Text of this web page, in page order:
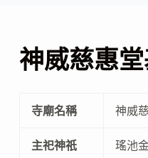
神威慈惠
寺廟名稱 神威
主祀神祇 瑤池